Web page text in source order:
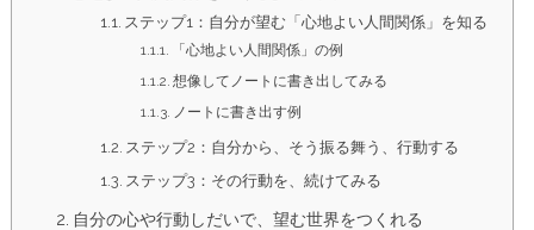
ステップ1：自分が望む「心地よい人間関係」を知る
「心地よい人間関係」の例
想像してノートに書き出してみる
ノートに書き出す例
ステップ2：自分から、そう振る舞う、行動する
ステップ3：その行動を、続けてみる
自分の心や行動しだいで、望む世界をつくれる